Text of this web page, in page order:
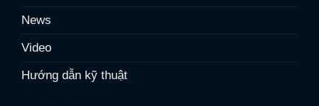
News
Video
Hướng dẫn kỹ thuật